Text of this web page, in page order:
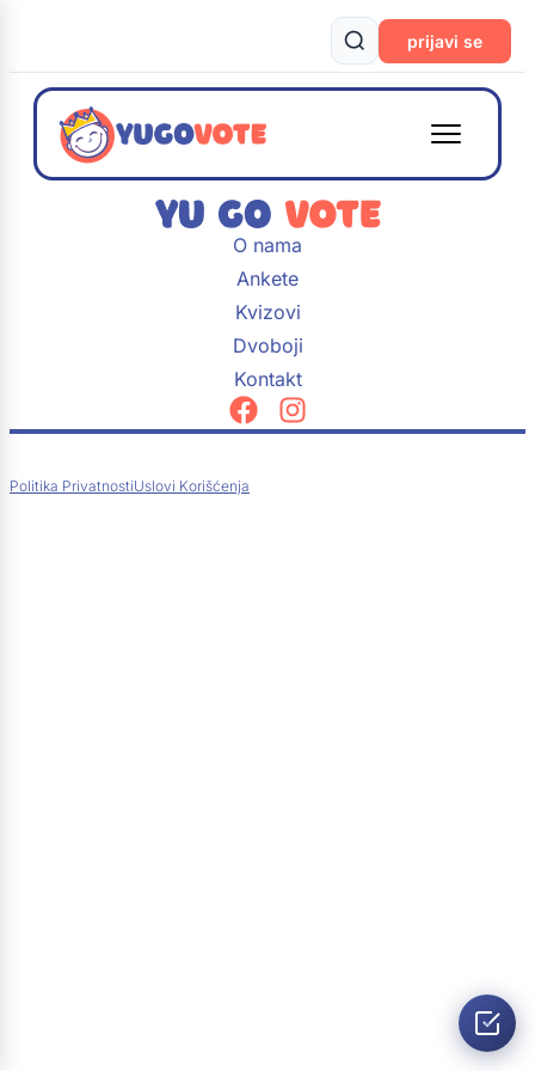
prijavi se
O nama
Ankete
Kvizovi
Dvoboji
Kontakt
Politika PrivatnostiUslovi Korišćenja